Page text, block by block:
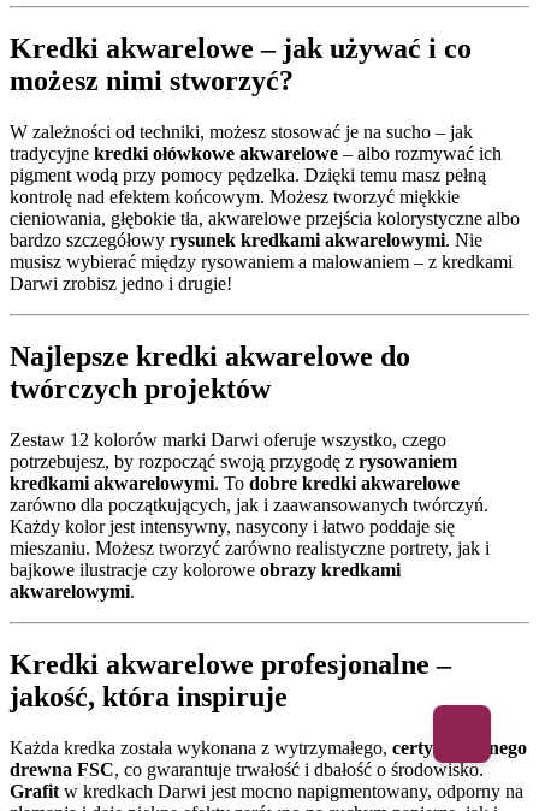
Kredki akwarelowe – jak używać i co
możesz nimi stworzyć?
W zależności od techniki, możesz stosować je na sucho – jak
tradycyjne kredki ołówkowe akwarelowe – albo rozmywać ich
pigment wodą przy pomocy pędzelka. Dzięki temu masz pełną
kontrolę nad efektem końcowym. Możesz tworzyć miękkie
cieniowania, głębokie tła, akwarelowe przejścia kolorystyczne albo
bardzo szczegółowy rysunek kredkami akwarelowymi. Nie
musisz wybierać między rysowaniem a malowaniem – z kredkami
Darwi zrobisz jedno i drugie!
Najlepsze kredki akwarelowe do
twórczych projektów
Zestaw 12 kolorów marki Darwi oferuje wszystko, czego
potrzebujesz, by rozpocząć swoją przygodę z rysowaniem
kredkami akwarelowymi. To dobre kredki akwarelowe
zarówno dla początkujących, jak i zaawansowanych twórczyń.
Każdy kolor jest intensywny, nasycony i łatwo poddaje się
mieszaniu. Możesz tworzyć zarówno realistyczne portrety, jak i
bajkowe ilustracje czy kolorowe obrazy kredkami
akwarelowymi.
Kredki akwarelowe profesjonalne –
jakość, która inspiruje
Każda kredka została wykonana z wytrzymałego, certyfikowanego
drewna FSC, co gwarantuje trwałość i dbałość o środowisko.
Grafit w kredkach Darwi jest mocno napigmentowany, odporny na